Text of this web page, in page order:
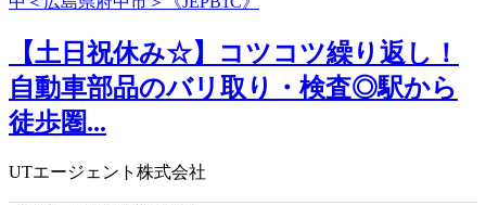
【土日祝休み☆】コツコツ繰り返し！
自動車部品のバリ取り・検査◎駅から
徒歩圏...
UTエージェント株式会社